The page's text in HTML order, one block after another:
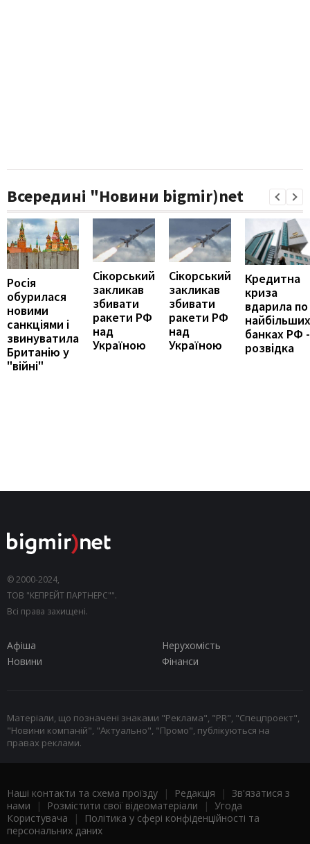
Всередині "Новини bigmir)net
Росія
обурилася
новими
санкціями і
звинуватила
Британію у
"війні"
Сікорський
закликав
збивати
ракети РФ
над
Україною
Сікорський
закликав
збивати
ракети РФ
над
Україною
Кредитна
криза
вдарила по
найбільших
банках РФ -
розвідка
© 2000-2024,
ТОВ "КЕПРЕЙТ ПАРТНЕРС"".
Всі права захищені.
Афіша
Нерухомість
Новини
Фінанси
Матеріали, що позначені знаками "Реклама", "PR", "Спецпроект",
"Новини компаній", "Актуально", "Промо", публікуються на
правах реклами.
Наші контакти та схема проїзду | Редакція | Зв'язатися з
нами | Розмістити свої відеоматеріали | Угода
Користувача |
Політика у сфері конфіденційності та
персональних даних